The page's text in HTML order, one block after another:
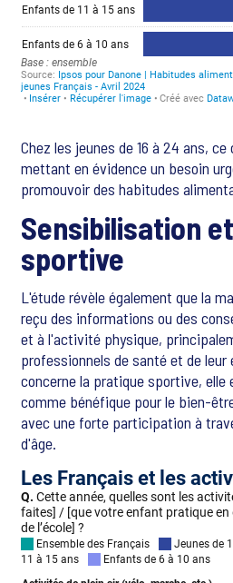
Chez les jeunes de 16 à 24 ans,
mettant en évidence un besoin
promouvoir des habitudes
Sensibilisation
sportive
L'étude révèle également que la
reçu des informations ou des
et à l'activité physique,
professionnels de santé et de leur
concerne la pratique sportive, elle
comme bénéfique pour le bien-
avec une forte participation à
d'âge.